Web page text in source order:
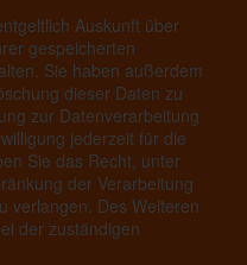
Auskunft über
gespeicherten
Sie haben außerdem
dieser Daten zu
zur Datenverarbeitung
jederzeit für die
Sie das Recht, unter
der Verarbeitung
verlangen. Des Weiteren
der zuständigen